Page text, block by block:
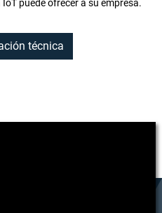
puede ofrecer a su empresa.
técnica